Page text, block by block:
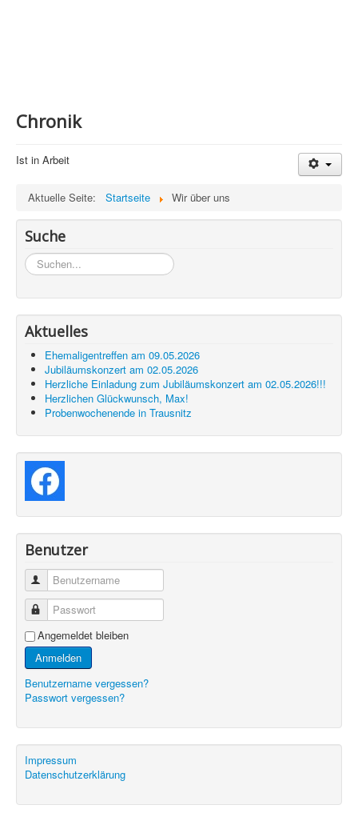
Chronik
Ist in Arbeit
Aktuelle Seite: Startseite Wir über uns
Suche
Suchen...
Aktuelles
Ehemaligentreffen am 09.05.2026
Jubiläumskonzert am 02.05.2026
Herzliche Einladung zum Jubiläumskonzert am 02.05.2026!!!
Herzlichen Glückwunsch, Max!
Probenwochenende in Trausnitz
Benutzer
Benutzername
Passwort
Angemeldet bleiben
Anmelden
Benutzername vergessen?
Passwort vergessen?
Impressum
Datenschutzerklärung